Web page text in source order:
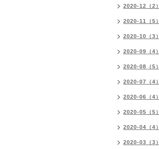
2020-12（2）
2020-11（5）
2020-10（3）
2020-09（4）
2020-08（5）
2020-07（4）
2020-06（4）
2020-05（5）
2020-04（4）
2020-03（3）